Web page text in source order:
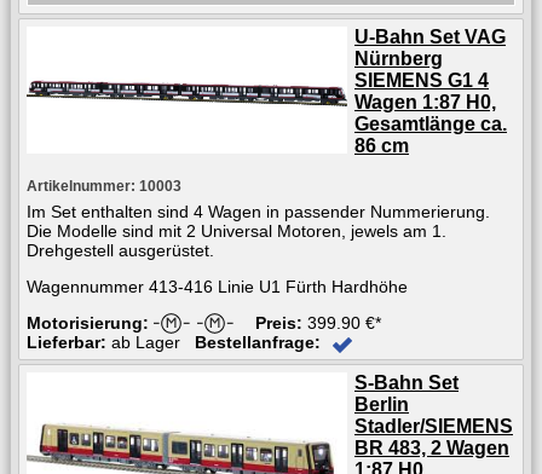
U-Bahn Set VAG
Nürnberg
SIEMENS G1 4
Wagen 1:87 H0,
Gesamtlänge ca.
86 cm
Artikelnummer: 10003
Im Set enthalten sind 4 Wagen in passender Nummerierung.
Die Modelle sind mit 2 Universal Motoren, jewels am 1.
Drehgestell ausgerüstet.
Wagennummer 413-416 Linie U1 Fürth Hardhöhe
Motorisierung:
Preis: 399.90 €*
Lieferbar: ab Lager Bestellanfrage:
S-Bahn Set
Berlin
Stadler/SIEMENS
BR 483, 2 Wagen
1:87 H0,